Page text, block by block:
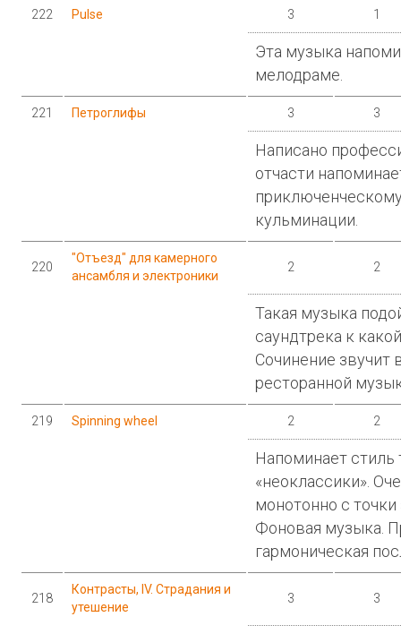
222 Pulse 3 1
Эта музыка
мелодраме.
221 Петроглифы 3 3
Написано
отчасти
кульминации.
220
"Отъезд" для камерного
ансамбля и электроники
2 2
Такая музыка
саундтрека к
Сочинение звучит
ресторанной
219 Spinning wheel 2 2
Напоминает
«неоклассики».
монотонно с
Фоновая музыка.
гармоническая
218
Контрасты, IV. Страдания и
утешение
3 3